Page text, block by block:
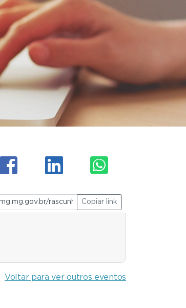
Copiar link
Voltar para ver outros eventos